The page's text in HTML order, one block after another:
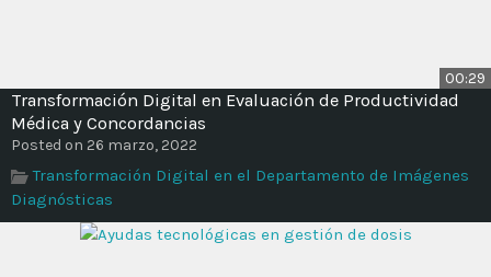
00:29
Transformación Digital en Evaluación de Productividad
Médica y Concordancias
Posted on 26 marzo, 2022
Transformación Digital en el Departamento de Imágenes
Diagnósticas